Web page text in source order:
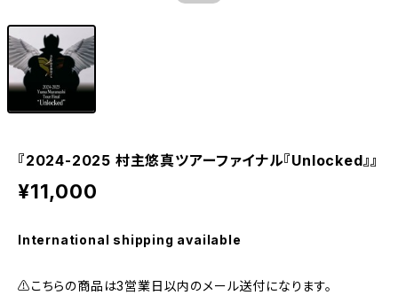
『2024-2025 村主悠真ツアーファイナル『Unlocked』』
¥11,000
International shipping available
⚠︎こちらの商品は3営業日以内のメール送付になります。